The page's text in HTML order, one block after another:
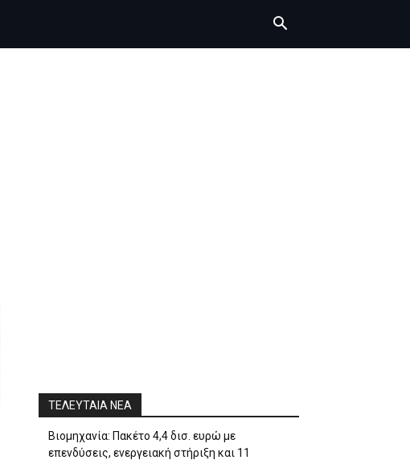
ΤΕΛΕΥΤΑΙΑ ΝΕΑ
Βιομηχανία: Πακέτο 4,4 δισ. ευρώ με
επενδύσεις, ενεργειακή στήριξη και 11